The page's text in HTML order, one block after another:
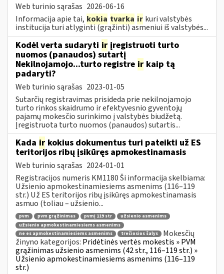
Web turinio sąrašas 2026-06-16
Informacija apie tai, kokia tvarka ir kuri valstybės
institucija turi atlyginti (grąžinti) asmeniui iš valstybės...
Kodėl verta sudaryti ir įregistruoti turto
nuomos (panaudos) sutartį
Nekilnojamojo...turto registre ir kaip tą
padaryti?
Web turinio sąrašas 2023-01-05
Sutarčių registravimas prisideda prie nekilnojamojo
turto rinkos skaidrumo ir efektyvesnio gyventojų
pajamų mokesčio surinkimo į valstybės biudžetą.
Įregistruota turto nuomos (panaudos) sutartis...
Kada ir kokius dokumentus turi pateikti už ES
teritorijos ribų įsikūręs apmokestinamasis
Web turinio sąrašas 2024-01-01
Registracijos numeris KM1180 Ši informacija skelbiama:
Užsienio apmokestinamiesiems asmenims (116–119
str.) Už ES teritorijos ribų įsikūręs apmokestinamasis
asmuo (toliau – užsienio...
pvm pvm grąžinimas pvmį 119 str
užsienio asmenims
užsienio apmokestinamiesiems asmenims
ne es apmokestinamiesiems asmenims
trečiosios šalys
Mokesčių
žinyno kategorijos: Pridėtinės vertės mokestis » PVM
grąžinimas užsienio asmenims (42 str., 116–119 str.) »
Užsienio apmokestinamiesiems asmenims (116–119
str.)